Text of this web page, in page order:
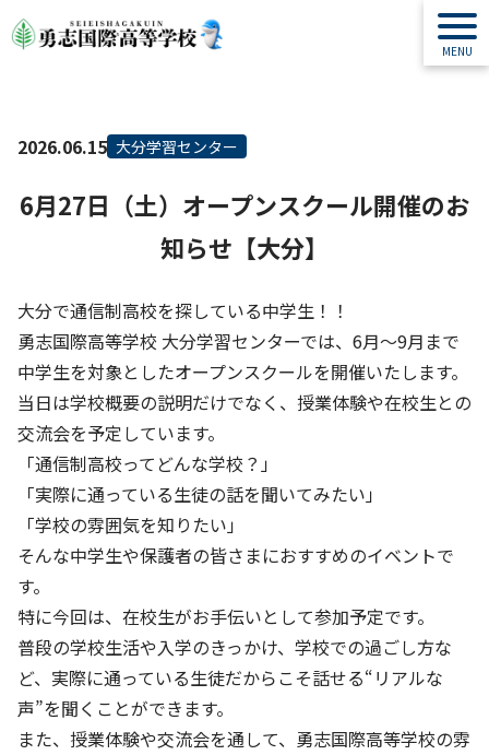
2026.06.15 大分学習センター
6月27日（土）オープンスクール開催のお
知らせ【大分】
大分で通信制高校を探している中学生！！
勇志国際高等学校 大分学習センターでは、6月～9月まで
中学生を対象としたオープンスクールを開催いたします。
当日は学校概要の説明だけでなく、授業体験や在校生との
交流会を予定しています。
「通信制高校ってどんな学校？」
「実際に通っている生徒の話を聞いてみたい」
「学校の雰囲気を知りたい」
そんな中学生や保護者の皆さまにおすすめのイベントで
す。
特に今回は、在校生がお手伝いとして参加予定です。
普段の学校生活や入学のきっかけ、学校での過ごし方な
ど、実際に通っている生徒だからこそ話せる“リアルな
声”を聞くことができます。
また、授業体験や交流会を通して、勇志国際高等学校の雰